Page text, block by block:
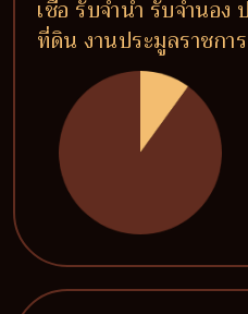
เชื่อ รับจำนำ รับจำนอง
ที่ดิน งานประมูลราชการ